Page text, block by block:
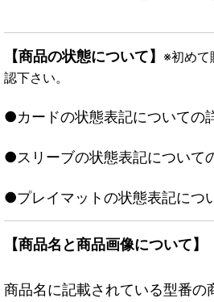
【商品の状態について】 ※初めて
認下さい。
●カードの状態表記についての
●スリーブの状態表記について
●プレイマットの状態表記につ
【商品名と商品画像について】
商品名に記載されている型番の